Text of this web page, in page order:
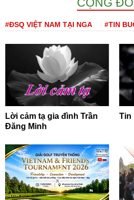
#ĐSQ VIỆT NAM TẠI NGA #TIN
Lời cảm tạ gia đình Trần
Đăng Minh
Tin